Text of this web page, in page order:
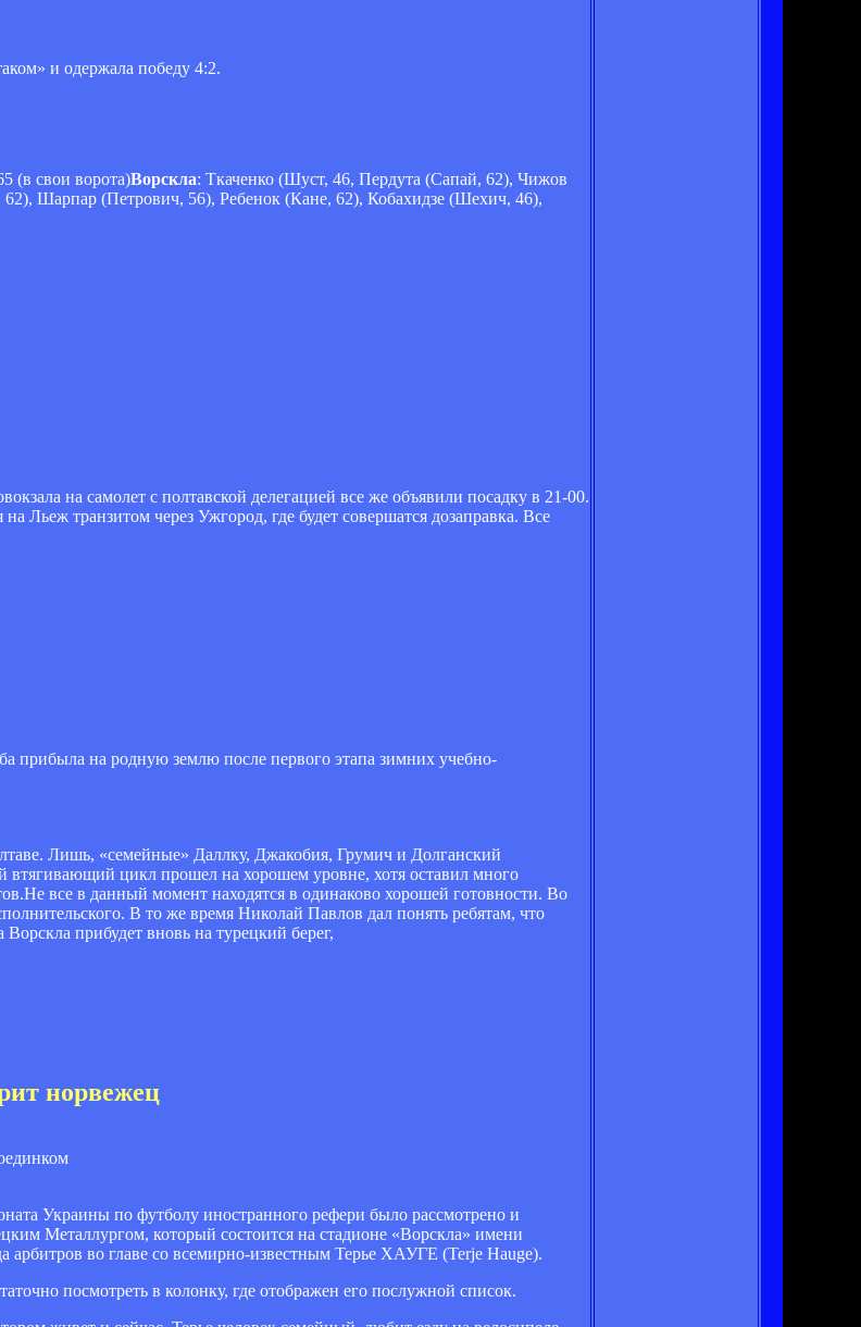
и одержала победу 4:2.
(в свои ворота)Ворскла: Ткаченко (Шуст, 46, Пердута (Сапай, 62), Чижов
Шарпар (Петрович, 56), Ребенок (Кане, 62), Кобахидзе (Шехич, 46),
на самолет с полтавской делегацией все же объявили посадку в 21-00.
Льеж транзитом через Ужгород, где будет совершатся дозаправка. Все
прибыла на родную землю после первого этапа зимних учебно-
Лишь, «семейные» Даллку, Джакобия, Грумич и Долганский
втягивающий цикл прошел на хорошем уровне, хотя оставил много
все в данный момент находятся в одинаково хорошей готовности. Во
В то же время Николай Павлов дал понять ребятам, что
прибудет вновь на турецкий берег,
норвежец
Украины по футболу иностранного рефери было рассмотрено и
Металлургом, который состоится на стадионе «Ворскла» имени
арбитров во главе со всемирно-известным Терье ХАУГЕ (Terje Hauge).
посмотреть в колонку, где отображен его послужной список.